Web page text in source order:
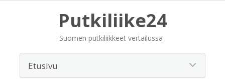
Putkiliike24
Suomen putkiliikkeet vertailussa